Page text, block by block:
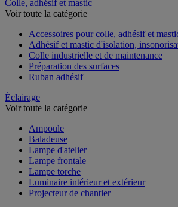
Colle, adhésif et mastic
Voir toute la catégorie
Accessoires pour colle, adhésif et
Adhésif et mastic d'isolation,
Colle industrielle et de maintenance
Préparation des surfaces
Ruban adhésif
Éclairage
Voir toute la catégorie
Ampoule
Baladeuse
Lampe d'atelier
Lampe frontale
Lampe torche
Luminaire intérieur et extérieur
Projecteur de chantier